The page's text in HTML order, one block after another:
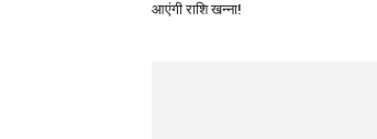
आएंगी राशि खन्ना!